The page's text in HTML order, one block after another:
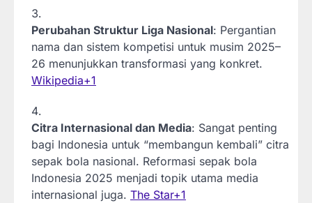
Perubahan Struktur Liga Nasional: Pergantian
nama dan sistem kompetisi untuk musim 2025–
26 menunjukkan transformasi yang konkret.
Wikipedia+1
Citra Internasional dan Media: Sangat penting
bagi Indonesia untuk “membangun kembali” citra
sepak bola nasional. Reformasi sepak bola
Indonesia 2025 menjadi topik utama media
internasional juga. The Star+1